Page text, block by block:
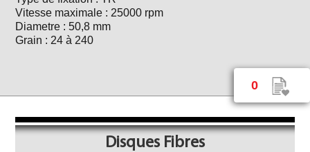
0
Vitesse maximale : 25000 rpm
Diametre : 50,8 mm
Grain : 24 à 240
Disques Fibres